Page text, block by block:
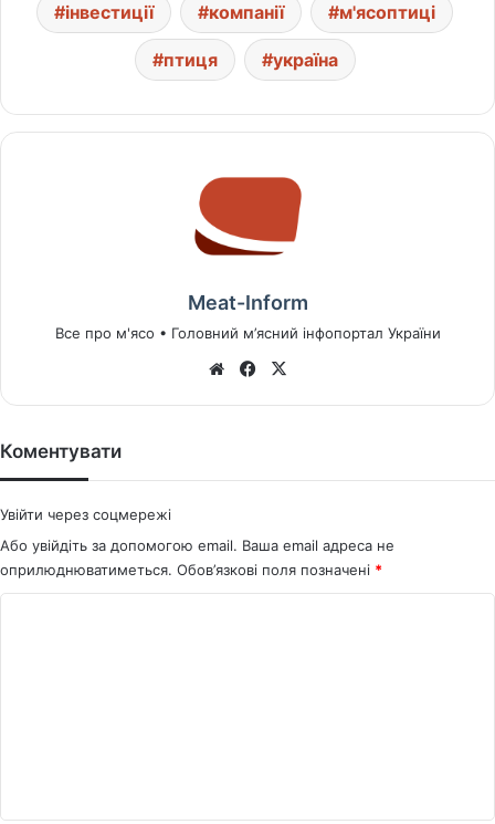
інвестиції компанії м'ясоптиці
птиця україна
Meat-Inform
Все про м'ясо • Головний м’ясний інфопортал України
We
Fa
Коментувати
Увійти через соцмережі
Або увійдіть за допомогою email. Ваша email адреса не
оприлюднюватиметься. Обов’язкові поля позначені *